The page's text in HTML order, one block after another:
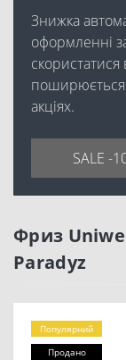
Знижка
оформленні
поширюється
акціях.
SALE -
Фриз
Paradyz
Популярний
Продано